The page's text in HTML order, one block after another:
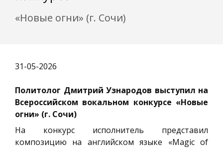
«Новые огни» (г. Сочи)
31-05-2026
Политолог Дмитрий Узнародов выступил на
Всероссийском вокальном конкурсе «Новые
огни» (г. Сочи)
На конкурс исполнитель представил
композицию на английском языке «Magic of